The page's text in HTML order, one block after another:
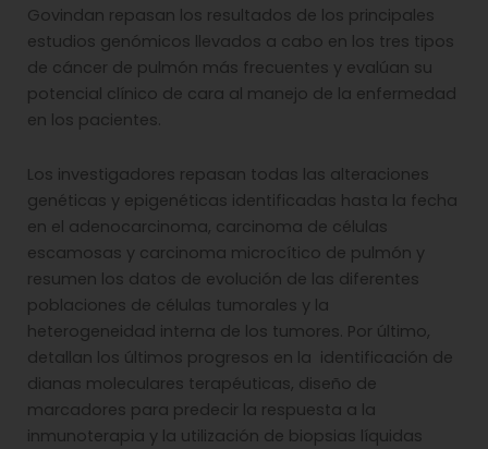
Govindan repasan los resultados de los principales
estudios genómicos llevados a cabo en los tres tipos
de cáncer de pulmón más frecuentes y evalúan su
potencial clínico de cara al manejo de la enfermedad
en los pacientes.
Los investigadores repasan todas las alteraciones
genéticas y epigenéticas identificadas hasta la fecha
en el adenocarcinoma, carcinoma de células
escamosas y carcinoma microcítico de pulmón y
resumen los datos de evolución de las diferentes
poblaciones de células tumorales y la
heterogeneidad interna de los tumores. Por último,
detallan los últimos progresos en la identificación de
dianas moleculares terapéuticas, diseño de
marcadores para predecir la respuesta a la
inmunoterapia y la utilización de biopsias líquidas